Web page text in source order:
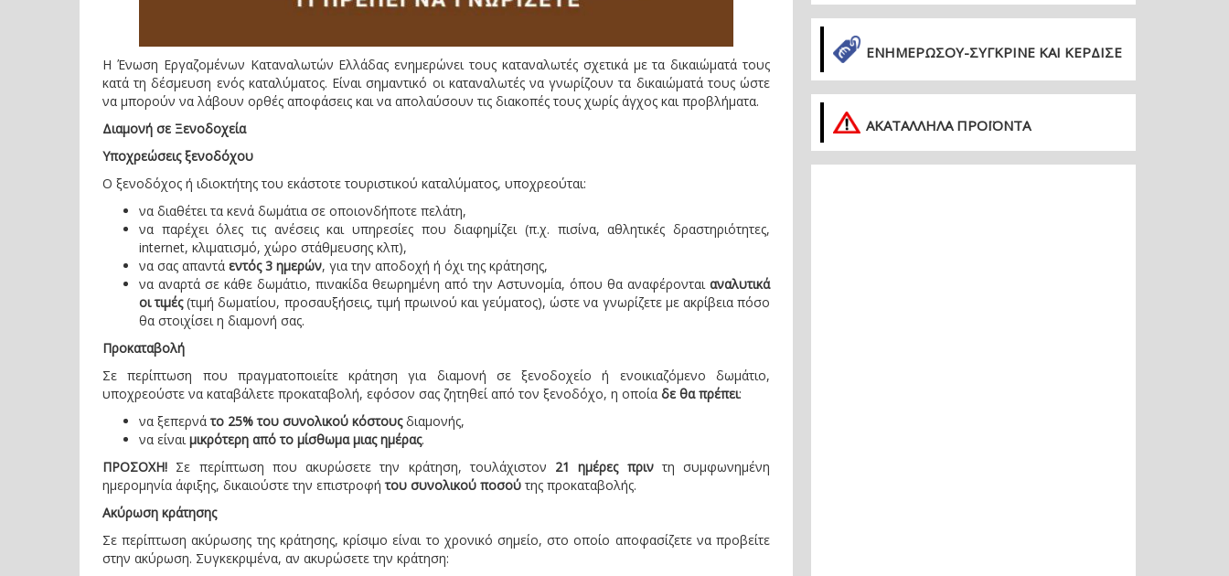
Η Ένωση Εργαζομένων Καταναλωτών Ελλάδας ενημερώνει τους καταναλωτές σχετικά με τα δικαιώματά τους
κατά τη δέσμευση ενός καταλύματος. Είναι σημαντικό οι καταναλωτές να γνωρίζουν τα δικαιώματά τους ώστε
να μπορούν να λάβουν ορθές αποφάσεις και να απολαύσουν τις διακοπές τους χωρίς άγχος και προβλήματα.
Διαμονή σε Ξενοδοχεία
Υποχρεώσεις ξενοδόχου
Ο ξενοδόχος ή ιδιοκτήτης του εκάστοτε τουριστικού καταλύματος, υποχρεούται:
να διαθέτει τα κενά δωμάτια σε οποιονδήποτε πελάτη,
να παρέχει όλες τις ανέσεις και υπηρεσίες που διαφημίζει (π.χ. πισίνα, αθλητικές δραστηριότητες,
internet, κλιματισμό, χώρο στάθμευσης κλπ),
να σας απαντά εντός 3 ημερών, για την αποδοχή ή όχι της κράτησης,
να αναρτά σε κάθε δωμάτιο, πινακίδα θεωρημένη από την Αστυνομία, όπου θα αναφέρονται αναλυτικά
οι τιμές(τιμή δωματίου, προσαυξήσεις, τιμή πρωινού και γεύματος), ώστε να γνωρίζετε με ακρίβεια πόσο
θα στοιχίσει η διαμονή σας.
Προκαταβολή
Σε περίπτωση που πραγματοποιείτε κράτηση για διαμονή σε ξενοδοχείο ή ενοικιαζόμενο δωμάτιο,
υποχρεούστε να καταβάλετε προκαταβολή, εφόσον σας ζητηθεί από τον ξενοδόχο, η οποία δε θα πρέπει:
να ξεπερνάτο 25% του συνολικού κόστουςδιαμονής,
να είναιμικρότερη από το μίσθωμα μιας ημέρας.
ΠΡΟΣΟΧΗ! Σε περίπτωση που ακυρώσετε την κράτηση, τουλάχιστον 21 ημέρες πριντη συμφωνημένη
ημερομηνία άφιξης, δικαιούστε την επιστροφήτου συνολικού ποσού της προκαταβολής.
Ακύρωση κράτησης
Σε περίπτωση ακύρωσης της κράτησης, κρίσιμο είναι το χρονικό σημείο, στο οποίο αποφασίζετε να προβείτε
στην ακύρωση. Συγκεκριμένα, αν ακυρώσετε την κράτηση:
ΕΝΗΜΕΡΏΣΟΥ-ΣΎΓΚΡΙΝΕ ΚΑΙ ΚΈΡΔΙΣΕ
ΑΚΑΤΑΛΛΗΛΑ ΠΡΟΪΟΝΤΑ